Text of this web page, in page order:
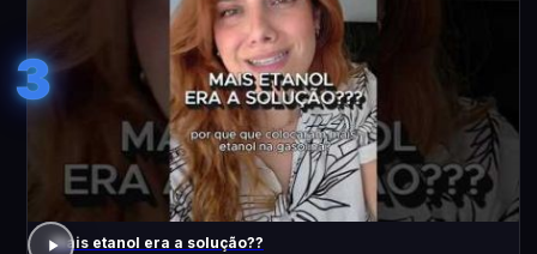
3
Mais etanol era a solução??